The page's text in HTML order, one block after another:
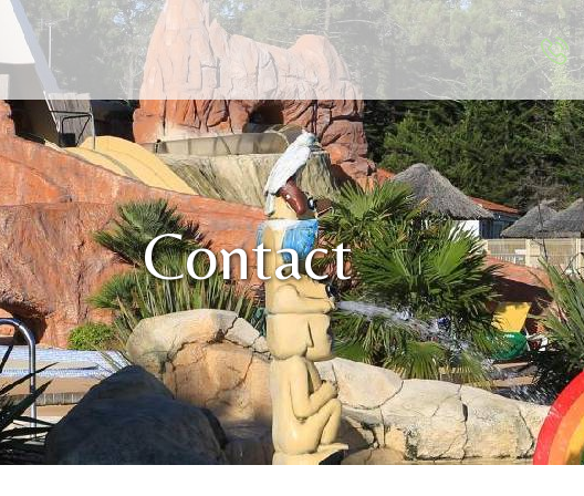
Contact